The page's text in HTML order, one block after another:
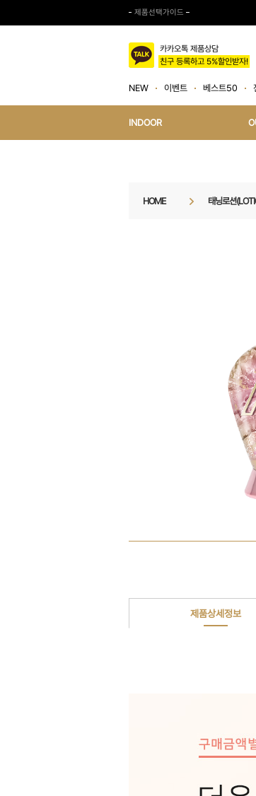
제품선택가이드
카카오톡 제품상담
친구 등록하고 5%할인받자!
NEW 이벤트 베스트50
INDOOR
HOME 태닝로션
제품상세정보